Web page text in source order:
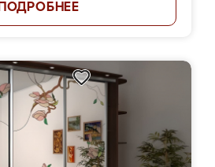
ПОДРОБНЕЕ